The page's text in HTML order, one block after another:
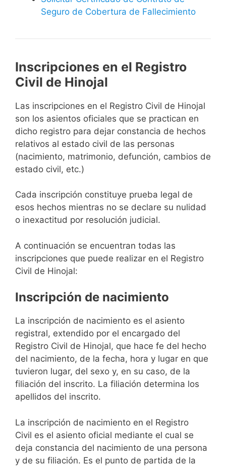
Seguro de Cobertura de Fallecimiento
Inscripciones en el Registro
Civil de Hinojal
Las inscripciones en el Registro Civil de Hinojal
son los asientos oficiales que se practican en
dicho registro para dejar constancia de hechos
relativos al estado civil de las personas
(nacimiento, matrimonio, defunción, cambios de
estado civil, etc.)
Cada inscripción constituye prueba legal de
esos hechos mientras no se declare su nulidad
o inexactitud por resolución judicial.
A continuación se encuentran todas las
inscripciones que puede realizar en el Registro
Civil de Hinojal:
Inscripción de nacimiento
La inscripción de nacimiento es el asiento
registral, extendido por el encargado del
Registro Civil de Hinojal, que hace fe del hecho
del nacimiento, de la fecha, hora y lugar en que
tuvieron lugar, del sexo y, en su caso, de la
filiación del inscrito. La filiación determina los
apellidos del inscrito.
La inscripción de nacimiento en el Registro
Civil es el asiento oficial mediante el cual se
deja constancia del nacimiento de una persona
y de su filiación. Es el punto de partida de la